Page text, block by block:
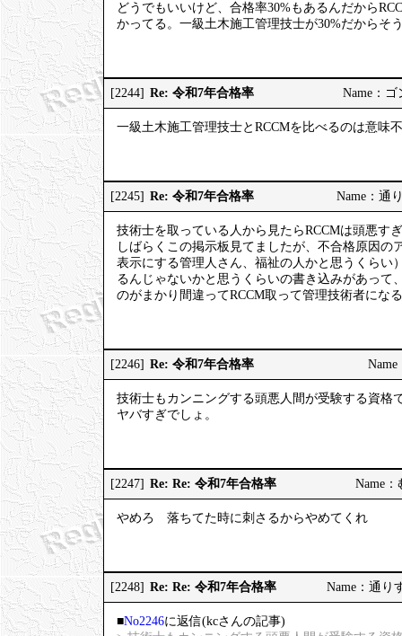
どうでもいいけど、合格率30%もあるんだから
かってる。一級土木施工管理技士が30%だからそ
[2244] Re: 令和7年合格率 Name：
一級土木施工管理技士とRCCMを比べるのは意味
[2245] Re: 令和7年合格率 Name：通
技術士を取っている人から見たらRCCMは頭悪す
しばらくこの掲示板見てましたが、不合格原因
表示にする管理人さん、福祉の人かと思うくら
るんじゃないかと思うくらいの書き込みがあっ
のがまかり間違ってRCCM取って管理技術者にな
[2246] Re: 令和7年合格率
技術士もカンニングする頭悪人間が受験する資格
ヤバすぎでしょ。
[2247] Re: Re: 令和7年合格率 Name
やめろ 落ちてた時に刺さるからやめてくれ
[2248] Re: Re: 令和7年合格率 Name：通り
■No2246に返信(kcさんの記事)